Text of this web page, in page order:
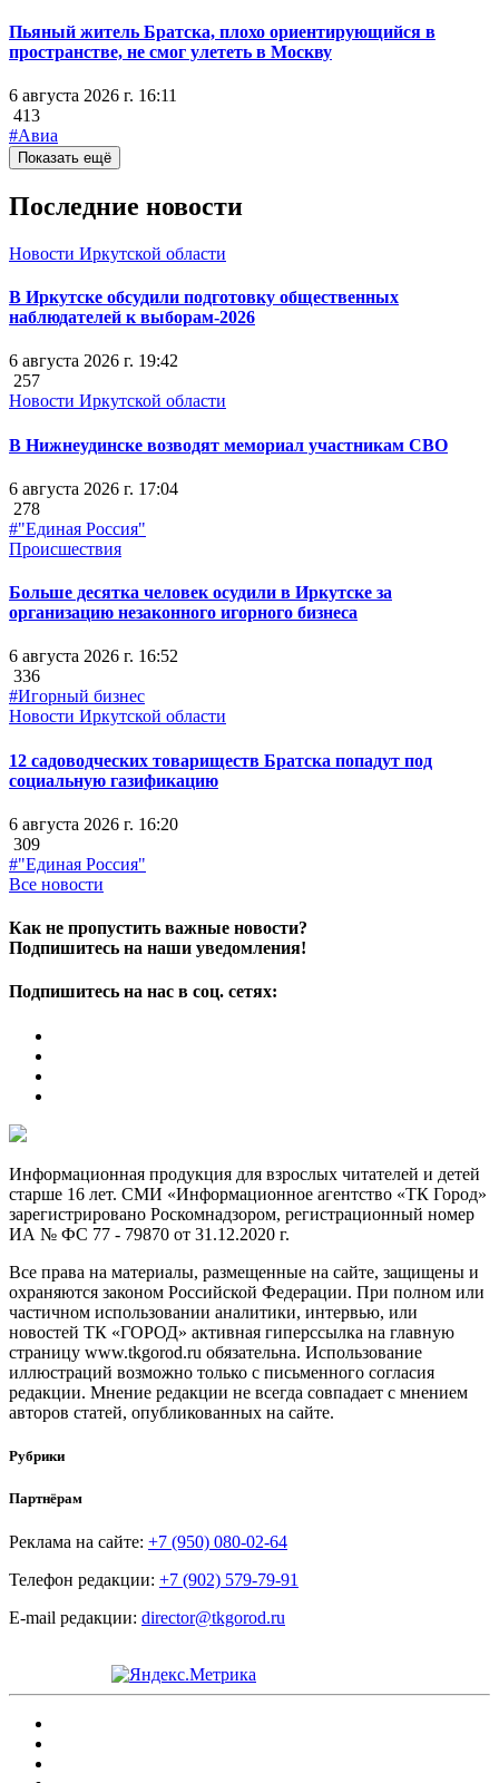
Пьяный житель Братска, плохо ориентирующийся в
пространстве, не смог улететь в Москву
6 августа 2026 г. 16:11
413
#Авиа
Показать ещё
Последние новости
Новости Иркутской области
В Иркутске обсудили подготовку общественных
наблюдателей к выборам-2026
6 августа 2026 г. 19:42
257
Новости Иркутской области
В Нижнеудинске возводят мемориал участникам СВО
6 августа 2026 г. 17:04
278
#"Единая Россия"
Происшествия
Больше десятка человек осудили в Иркутске за
организацию незаконного игорного бизнеса
6 августа 2026 г. 16:52
336
#Игорный бизнес
Новости Иркутской области
12 садоводческих товариществ Братска попадут под
социальную газификацию
6 августа 2026 г. 16:20
309
#"Единая Россия"
Все новости
Как не пропустить важные новости?
Подпишитесь на наши уведомления!
Подпишитесь на нас в соц. сетях:
Информационная продукция для взрослых читателей и детей
старше 16 лет. СМИ «Информационное агентство «ТК Город»
зарегистрировано Роскомнадзором, регистрационный номер
ИА № ФС 77 - 79870 от 31.12.2020 г.
Все права на материалы, размещенные на сайте, защищены и
охраняются законом Российской Федерации. При полном или
частичном использовании аналитики, интервью, или
новостей ТК «ГОРОД» активная гиперссылка на главную
страницу www.tkgorod.ru обязательна. Использование
иллюстраций возможно только с письменного согласия
редакции. Мнение редакции не всегда совпадает с мнением
авторов статей, опубликованных на сайте.
Рубрики
Партнёрам
Реклама на сайте: +7 (950) 080-02-64
Телефон редакции: +7 (902) 579-79-91
E-mail редакции: director@tkgorod.ru